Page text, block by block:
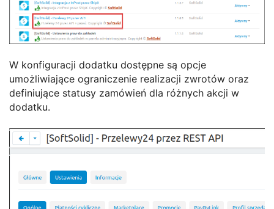
W konfiguracji dodatku dostępne są opcje
umożliwiające ograniczenie realizacji zwrotów oraz
definiujące statusy zamówień dla różnych akcji w
dodatku.